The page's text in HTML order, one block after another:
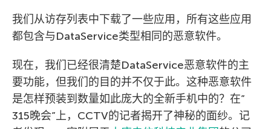
我们从访存列表中下载了一些应用，所有这些应用
都包含与DataService类型相同的恶意软件。
现在，我们已经很清楚DataService恶意软件的主
要功能，但我们的目的并不仅于此。这种恶意软件
是怎样预装到数量如此庞大的全新手机中的？在”
315晚会”上，CCTV的记者揭开了神秘的面纱。记